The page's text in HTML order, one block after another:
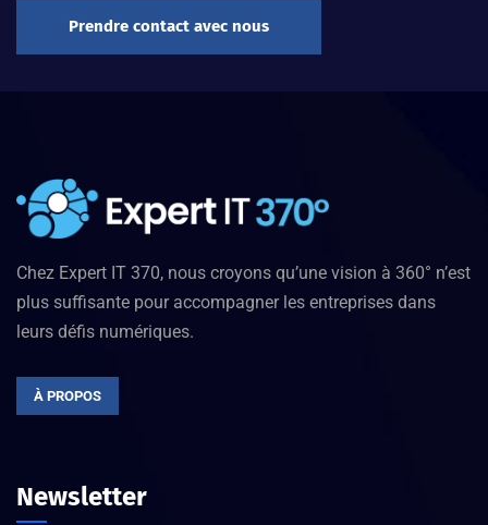
Prendre contact avec nous
Chez Expert IT 370, nous croyons qu’une vision à 360° n’est
plus suffisante pour accompagner les entreprises dans
leurs défis numériques.
À PROPOS
Newsletter